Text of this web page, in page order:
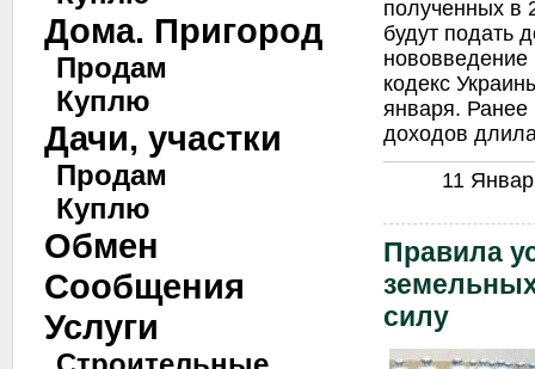
Дома. Пригород
Продам
Куплю
Дачи, участки
Продам
Куплю
Обмен
Сообщения
Услуги
полученных в
будут подать
нововведение
кодекс
января. Ранее
доходов
11
Правила
силу